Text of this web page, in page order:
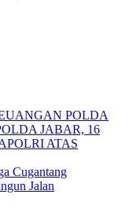
POLDA
JABAR, 16
ATAS
Cugantang
Jalan